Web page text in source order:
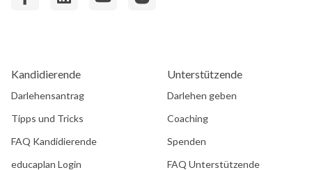
Kandidierende
Darlehensantrag
Tipps und Tricks
FAQ Kandidierende
educaplan Login
Unterstützende
Darlehen geben
Coaching
Spenden
FAQ Unterstützende